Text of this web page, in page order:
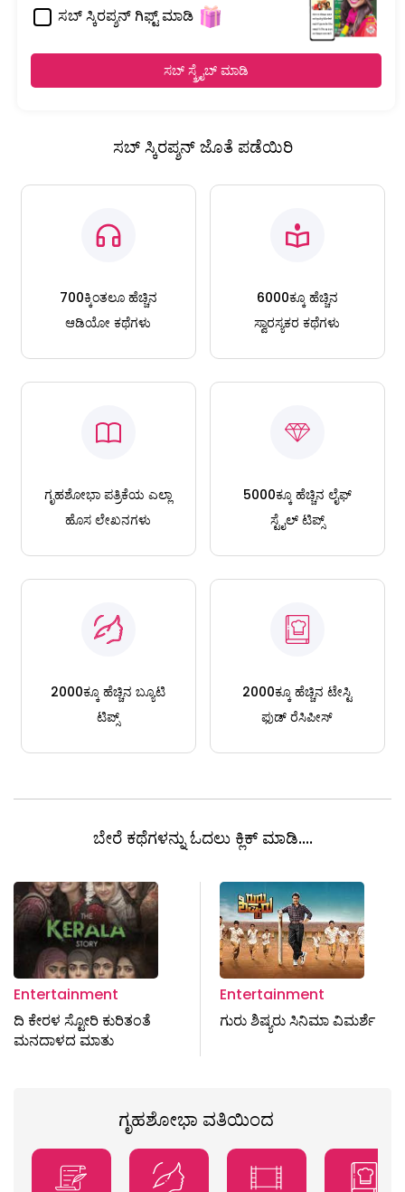
ಸಬ್ ಸ್ಕಿರಪ್ಶನ್ ಗಿಫ್ಟ್ ಮಾಡಿ
ಸಬ್ ಸ್ಕ್ರೈಬ್ ಮಾಡಿ
ಸಬ್ ಸ್ಕಿರಪ್ಶನ್ ಜೊತೆ ಪಡೆಯಿರಿ
700ಕ್ಕಿಂತಲೂ ಹೆಚ್ಚಿನ
ಆಡಿಯೋ ಕಥೆಗಳು
6000ಕ್ಕೂ ಹೆಚ್ಚಿನ
ಸ್ವಾರಸ್ಯಕರ ಕಥೆಗಳು
ಗೃಹಶೋಭಾ ಪತ್ರಿಕೆಯ ಎಲ್ಲಾ
ಹೊಸ ಲೇಖನಗಳು
5000ಕ್ಕೂ ಹೆಚ್ಚಿನ ಲೈಫ್
ಸ್ಟೈಲ್ ಟಿಪ್ಸ್
2000ಕ್ಕೂ ಹೆಚ್ಚಿನ ಬ್ಯೂಟಿ
ಟಿಪ್ಸ್
2000ಕ್ಕೂ ಹೆಚ್ಚಿನ ಟೇಸ್ಟಿ
ಫುಡ್ ರೆಸಿಪೀಸ್
ಬೇರೆ ಕಥೆಗಳನ್ನು ಓದಲು ಕ್ಲಿಕ್ ಮಾಡಿ....
Entertainment
ದಿ ಕೇರಳ ಸ್ಟೋರಿ ಕುರಿತಂತೆ
ಮನದಾಳದ ಮಾತು
Entertainment
ಗುರು ಶಿಷ್ಯರು ಸಿನಿಮಾ ವಿಮರ್ಶೆ
ಗೃಹಶೋಭಾ ವತಿಯಿಂದ